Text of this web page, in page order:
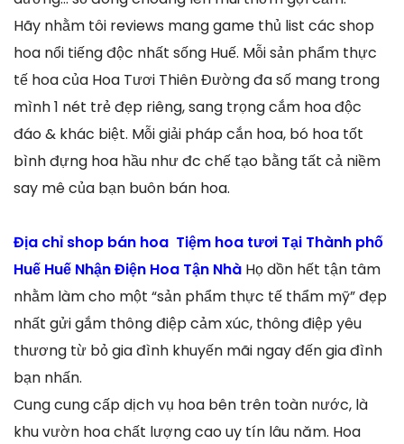
Hãy nhằm tôi reviews mang game thủ list các shop
hoa nổi tiếng độc nhất sống Huế. Mỗi sản phẩm thực
tế hoa của Hoa Tươi Thiên Đường đa số mang trong
mình 1 nét trẻ đẹp riêng, sang trọng cắm hoa độc
đáo & khác biệt. Mỗi giải pháp cắn hoa, bó hoa tốt
bình đựng hoa hầu như đc chế tạo bằng tất cả niềm
say mê của bạn buôn bán hoa.
Địa chỉ shop bán hoa Tiệm hoa tươi Tại Thành phố
Huế Huế Nhận Điện Hoa Tận Nhà Họ dồn hết tận tâm
nhằm làm cho một “sản phẩm thực tế thẩm mỹ” đẹp
nhất gửi gắm thông điệp cảm xúc, thông điệp yêu
thương từ bỏ gia đình khuyến mãi ngay đến gia đình
bạn nhấn.
Cung cung cấp dịch vụ hoa bên trên toàn nước, là
khu vườn hoa chất lượng cao uy tín lâu năm. Hoa